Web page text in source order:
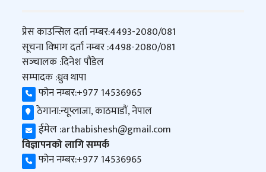
प्रेस काउन्सिल दर्ता नम्बर:4493-2080/081
सूचना विभाग दर्ता नम्बर :4498-2080/081
सञ्‍चालक :दिनेश पौडेल
सम्पादक :ध्रुव थापा
फोन नम्बर:+977 14536965
ठेगाना:न्यूप्लाजा, काठमाडौं, नेपाल
ईमेल :arthabishesh@gmail.com
विज्ञापनको लागि सम्पर्क
फोन नम्बर:+977 14536965